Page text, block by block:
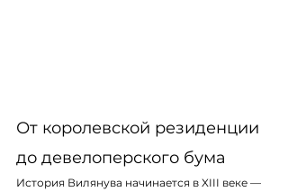
От королевской резиденции
до девелоперского бума
История Вилянува начинается в XIII веке —